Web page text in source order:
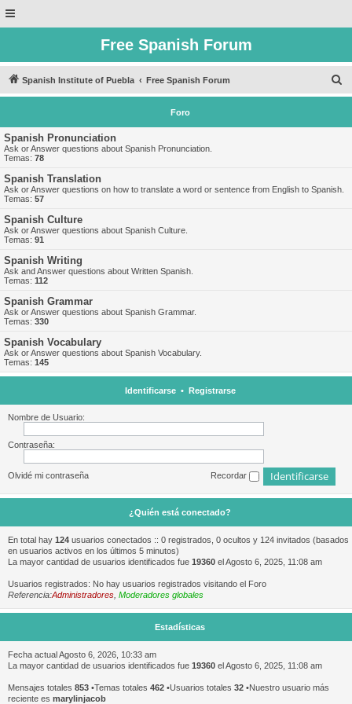
Free Spanish Forum
Spanish Institute of Puebla Free Spanish Forum
u
Foro
Spanish Pronunciation
Ask or Answer questions about Spanish Pronunciation.
Temas: 78
Spanish Translation
Ask or Answer questions on how to translate a word or sentence from English to Spanish.
Temas: 57
Spanish Culture
Ask or Answer questions about Spanish Culture.
Temas: 91
Spanish Writing
Ask and Answer questions about Written Spanish.
Temas: 112
Spanish Grammar
Ask or Answer questions about Spanish Grammar.
Temas: 330
Spanish Vocabulary
Ask or Answer questions about Spanish Vocabulary.
Temas: 145
Identificarse• Registrarse
Nombre de Usuario:
Contraseña:
Olvidé mi contraseña Recordar
¿Quién está conectado?
En total hay 124 usuarios conectados :: 0 registrados, 0 ocultos y 124 invitados (basados
en usuarios activos en los últimos 5 minutos)
La mayor cantidad de usuarios identificados fue 19360 el Agosto 6, 2025, 11:08 am
Usuarios registrados: No hay usuarios registrados visitando el Foro
Referencia:Administradores Moderadores globales
Estadísticas
Fecha actual Agosto 6, 2026, 10:33 am
La mayor cantidad de usuarios identificados fue 19360 el Agosto 6, 2025, 11:08 am
Mensajes totales 853 •Temas totales 462 •Usuarios totales 32 •Nuestro usuario más
reciente es marylinjacob